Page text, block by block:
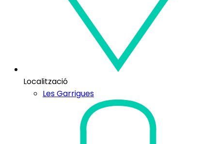
Localització
Les Garrigues